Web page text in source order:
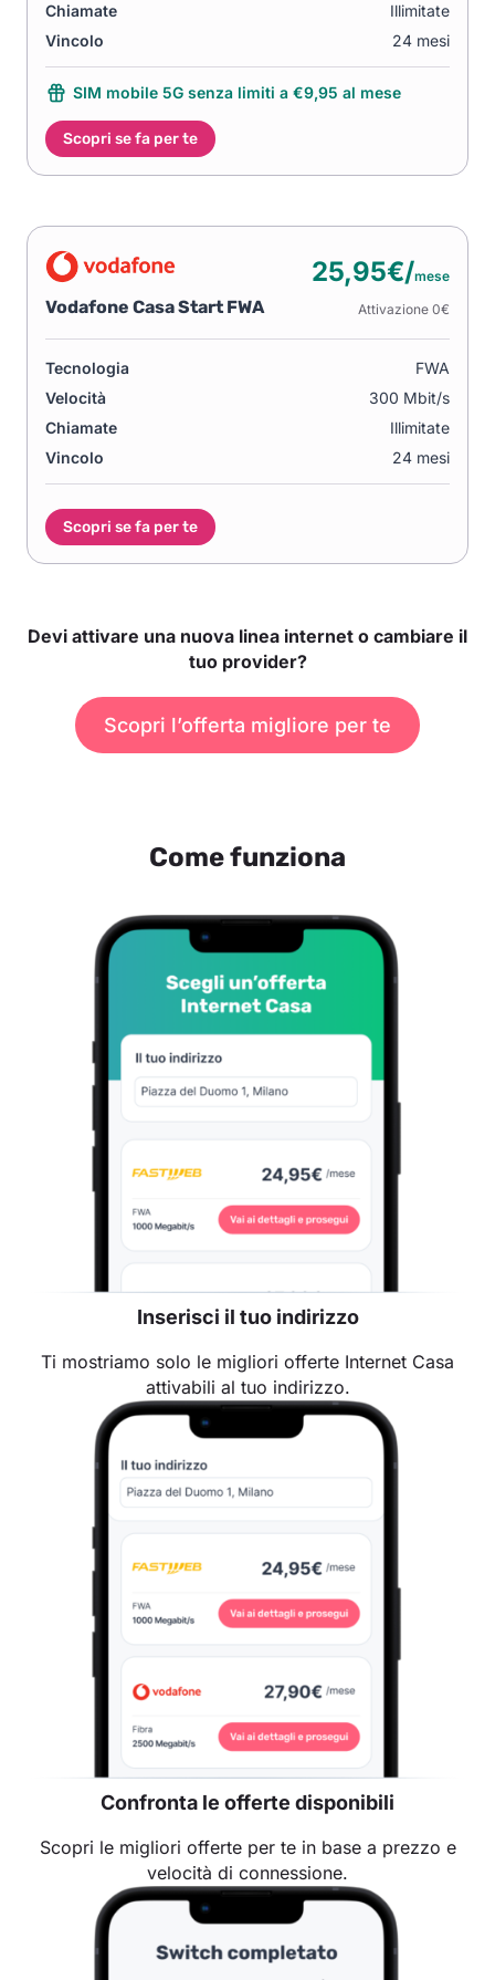
Chiamate
Illimitate
Vincolo
24 mesi
SIM mobile 5G senza limiti a €9,95 al mese
Scopri se fa per te
Vodafone Casa Start FWA
25,95€/mese
Attivazione 0€
Tecnologia
FWA
Velocità
300 Mbit/s
Chiamate
Illimitate
Vincolo
24 mesi
Scopri se fa per te
Devi attivare una nuova linea internet o cambiare il
tuo provider?
Scopri l’offerta migliore per te
Come funziona
Inserisci il tuo indirizzo
Ti mostriamo solo le migliori offerte Internet Casa
attivabili al tuo indirizzo.
Confronta le offerte disponibili
Scopri le migliori offerte per te in base a prezzo e
velocità di connessione.